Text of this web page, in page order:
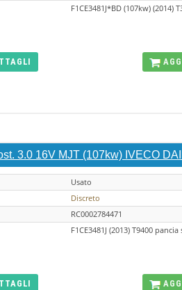
F1CE3481J*BD (107kw) (2014)
3.0 16V MJT (107kw) IVECO
Usato
Discreto
RC0002784471
F1CE3481J (2013) T9400